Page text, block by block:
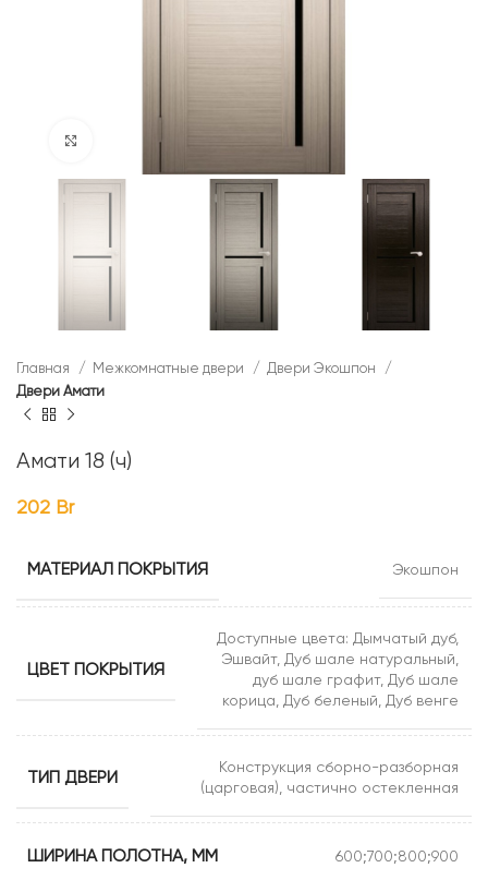
Нажмите, чтобы увеличить
Главная Межкомнатные двери
Двери Экошпон
Двери Амати
Амати 18 (ч)
202 Br
МАТЕРИАЛ ПОКРЫТИЯ Экошпон
ЦВЕТ ПОКРЫТИЯ
Доступные цвета: Дымчатый дуб,
Эшвайт, Дуб шале натуральный,
дуб шале графит, Дуб шале
корица, Дуб беленый, Дуб венге
ТИП ДВЕРИ
Конструкция сборно-разборная
(царговая), частично остекленная
ШИРИНА ПОЛОТНА, ММ 600;700;800;900